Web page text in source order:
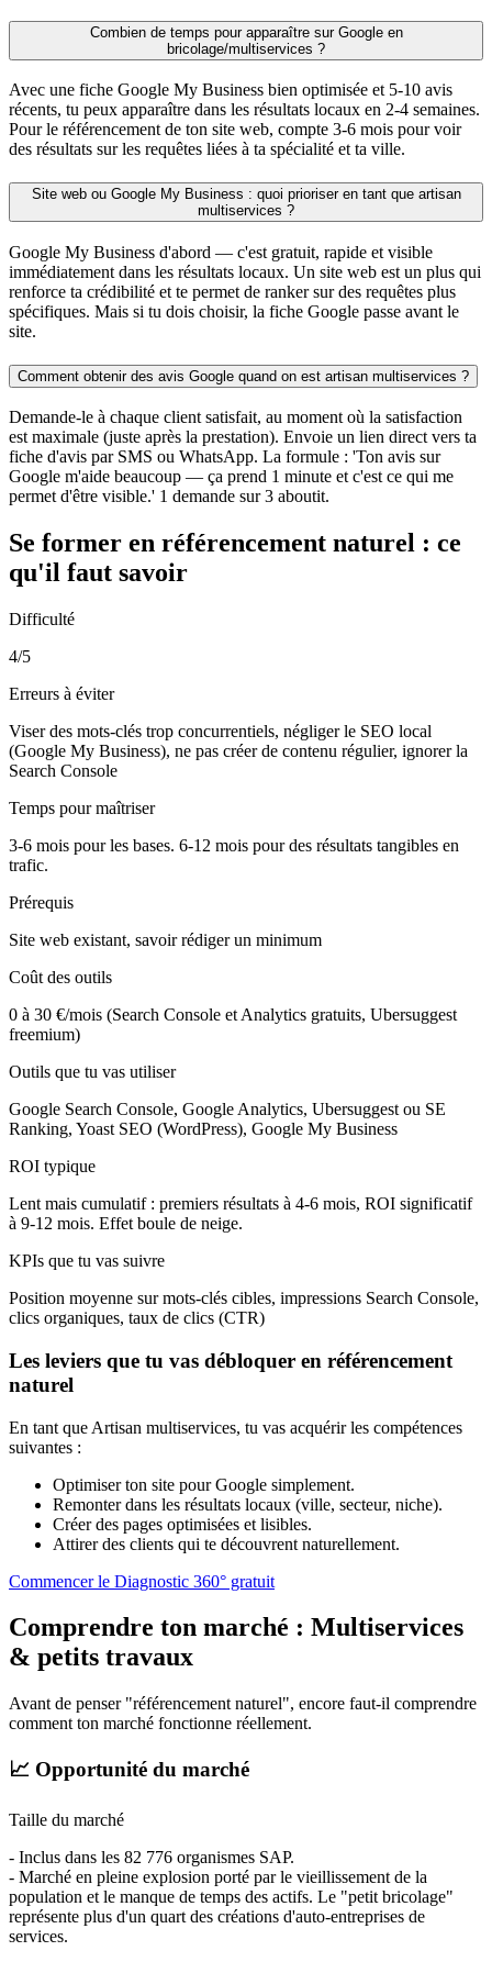
Combien de temps pour apparaître sur Google en
bricolage/multiservices ?
Avec une fiche Google My Business bien optimisée et 5-10 avis
récents, tu peux apparaître dans les résultats locaux en 2-4 semaines.
Pour le référencement de ton site web, compte 3-6 mois pour voir
des résultats sur les requêtes liées à ta spécialité et ta ville.
Site web ou Google My Business : quoi prioriser en tant que artisan
multiservices ?
Google My Business d'abord — c'est gratuit, rapide et visible
immédiatement dans les résultats locaux. Un site web est un plus qui
renforce ta crédibilité et te permet de ranker sur des requêtes plus
spécifiques. Mais si tu dois choisir, la fiche Google passe avant le
site.
Comment obtenir des avis Google quand on est artisan multiservices ?
Demande-le à chaque client satisfait, au moment où la satisfaction
est maximale (juste après la prestation). Envoie un lien direct vers ta
fiche d'avis par SMS ou WhatsApp. La formule : 'Ton avis sur
Google m'aide beaucoup — ça prend 1 minute et c'est ce qui me
permet d'être visible.' 1 demande sur 3 aboutit.
Se former en référencement naturel : ce
qu'il faut savoir
Difficulté
4/5
Erreurs à éviter
Viser des mots-clés trop concurrentiels, négliger le SEO local
(Google My Business), ne pas créer de contenu régulier, ignorer la
Search Console
Temps pour maîtriser
3-6 mois pour les bases. 6-12 mois pour des résultats tangibles en
trafic.
Prérequis
Site web existant, savoir rédiger un minimum
Coût des outils
0 à 30 €/mois (Search Console et Analytics gratuits, Ubersuggest
freemium)
Outils que tu vas utiliser
Google Search Console, Google Analytics, Ubersuggest ou SE
Ranking, Yoast SEO (WordPress), Google My Business
ROI typique
Lent mais cumulatif : premiers résultats à 4-6 mois, ROI significatif
à 9-12 mois. Effet boule de neige.
KPIs que tu vas suivre
Position moyenne sur mots-clés cibles, impressions Search Console,
clics organiques, taux de clics (CTR)
Les leviers que tu vas débloquer en référencement
naturel
En tant que Artisan multiservices, tu vas acquérir les compétences
suivantes :
Optimiser ton site pour Google simplement.
Remonter dans les résultats locaux (ville, secteur, niche).
Créer des pages optimisées et lisibles.
Attirer des clients qui te découvrent naturellement.
Commencer le Diagnostic 360° gratuit
Comprendre ton marché : Multiservices
& petits travaux
Avant de penser "référencement naturel", encore faut-il comprendre
comment ton marché fonctionne réellement.
📈 Opportunité du marché
Taille du marché
- Inclus dans les 82 776 organismes SAP.
- Marché en pleine explosion porté par le vieillissement de la
population et le manque de temps des actifs. Le "petit bricolage"
représente plus d'un quart des créations d'auto-entreprises de
services.